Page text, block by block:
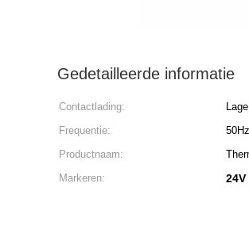
Gedetailleerde informatie
Contactlading:
Frequentie:
Productnaam:
Markeren: